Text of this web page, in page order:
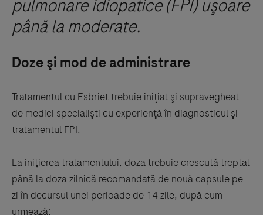
pulmonare idiopatice (FPI) uşoare
până la moderate.
Doze şi mod de administrare
Tratamentul cu Esbriet trebuie iniţiat şi supravegheat
de medici specialişti cu experienţă în diagnosticul şi
tratamentul FPI.
La iniţierea tratamentului, doza trebuie crescută treptat
până la doza zilnică recomandată de nouă capsule pe
zi în decursul unei perioade de 14 zile, după cum
urmează: